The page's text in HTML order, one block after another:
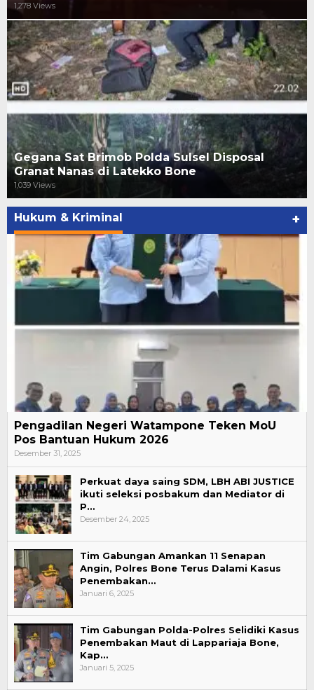
1,278 Views
Gegana Sat Brimob Polda Sulsel Disposal
Granat Nanas di Latekko Bone
1,039 Views
Hukum & Kriminal +
Pengadilan Negeri Watampone Teken MoU
Pos Bantuan Hukum 2026
Desember 31, 2025
Perkuat daya saing SDM, LBH ABI JUSTICE
ikuti seleksi posbakum dan Mediator di
P…
Desember 24, 2025
Tim Gabungan Amankan 11 Senapan
Angin, Polres Bone Terus Dalami Kasus
Penembakan…
Januari 6, 2025
Tim Gabungan Polda-Polres Selidiki Kasus
Penembakan Maut di Lappariaja Bone,
Kap…
Januari 5, 2025